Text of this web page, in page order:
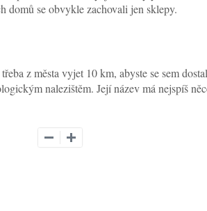
domů se obvykle zachovali jen sklepy.
z města vyjet 10 km, abyste se sem
nalezištěm. Její název má nejspíš